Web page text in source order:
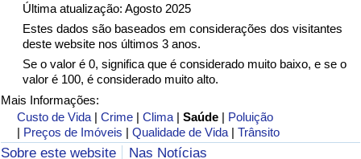
Última atualização: Agosto 2025
Estes dados são baseados em considerações dos visitantes
deste website nos últimos 3 anos.
Se o valor é 0, significa que é considerado muito baixo, e se o
valor é 100, é considerado muito alto.
Mais Informações:
Custo de Vida |Crime |Clima |Saúde | Poluição
| Preços de Imóveis |Qualidade de Vida |Trânsito
Sobre este website Nas Notícias
Indicador de Poluição (Atual)
Índice de poluição
Indicador de Poluição por País
Trânsito